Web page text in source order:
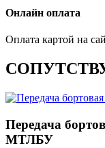
Онлайн оплата
Оплата картой на
Передача
МТЛБУ